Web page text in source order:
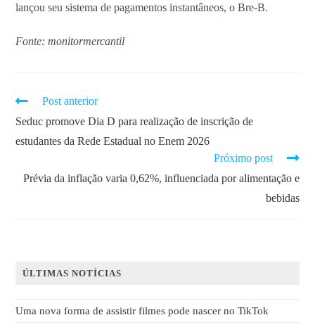
lançou seu sistema de pagamentos instantâneos, o Bre-B.
Fonte: monitormercantil
Post anterior
Seduc promove Dia D para realização de inscrição de
estudantes da Rede Estadual no Enem 2026
Próximo post
Prévia da inflação varia 0,62%, influenciada por alimentação e
bebidas
ÚLTIMAS NOTÍCIAS
Uma nova forma de assistir filmes pode nascer no TikTok